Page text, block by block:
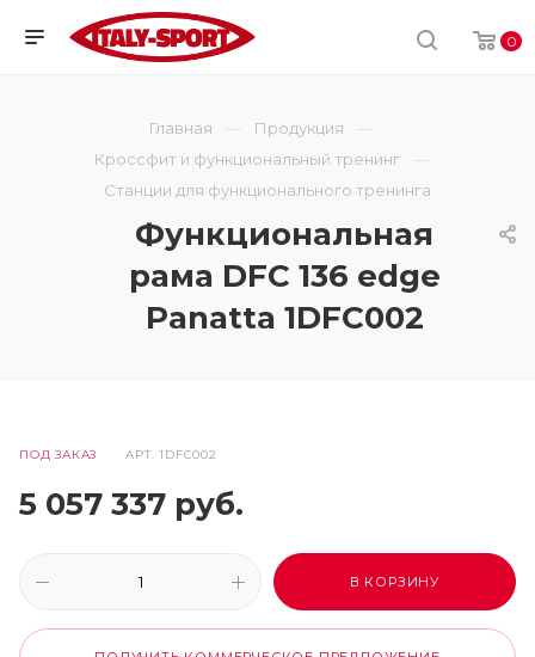
0
Главная
Продукция
Кроссфит и функциональный тренинг
Станции для функционального тренинга
Функциональная
рама DFC 136 edge
Panatta 1DFC002
ПОД ЗАКАЗ АРТ.1DFC002
5 057 337 руб.
В КОРЗИНУ